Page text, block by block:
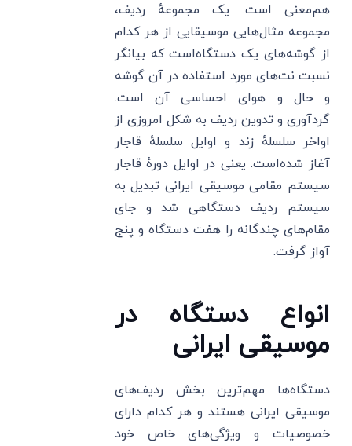
هم‌معنی است. یک مجموعهٔ ردیف،
مجموعه مثال‌هایی موسیقایی از هر کدام
از گوشه‌های یک دستگاه‌است که بیانگر
نسبت نت‌های مورد استفاده در آن گوشه
و حال و هوای احساسی آن است.
گردآوری و تدوین ردیف به شکل امروزی از
اواخر سلسلهٔ زند و اوایل سلسلهٔ قاجار
آغاز شده‌است. یعنی در اوایل دورهٔ قاجار
سیستم مقامی موسیقی ایرانی تبدیل به
سیستم ردیف دستگاهی شد و جای
مقام‌های چندگانه را هفت دستگاه و پنج
آواز گرفت.
انواع دستگاه در
موسیقی ایرانی
دستگاه‌ها مهم‌ترین بخش ردیف‌های
موسیقی ایرانی هستند و هر کدام دارای
خصوصیات و ویژگی‌های خاص خود